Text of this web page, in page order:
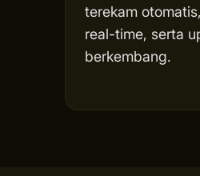
terekam
real-time, serta
berkembang.